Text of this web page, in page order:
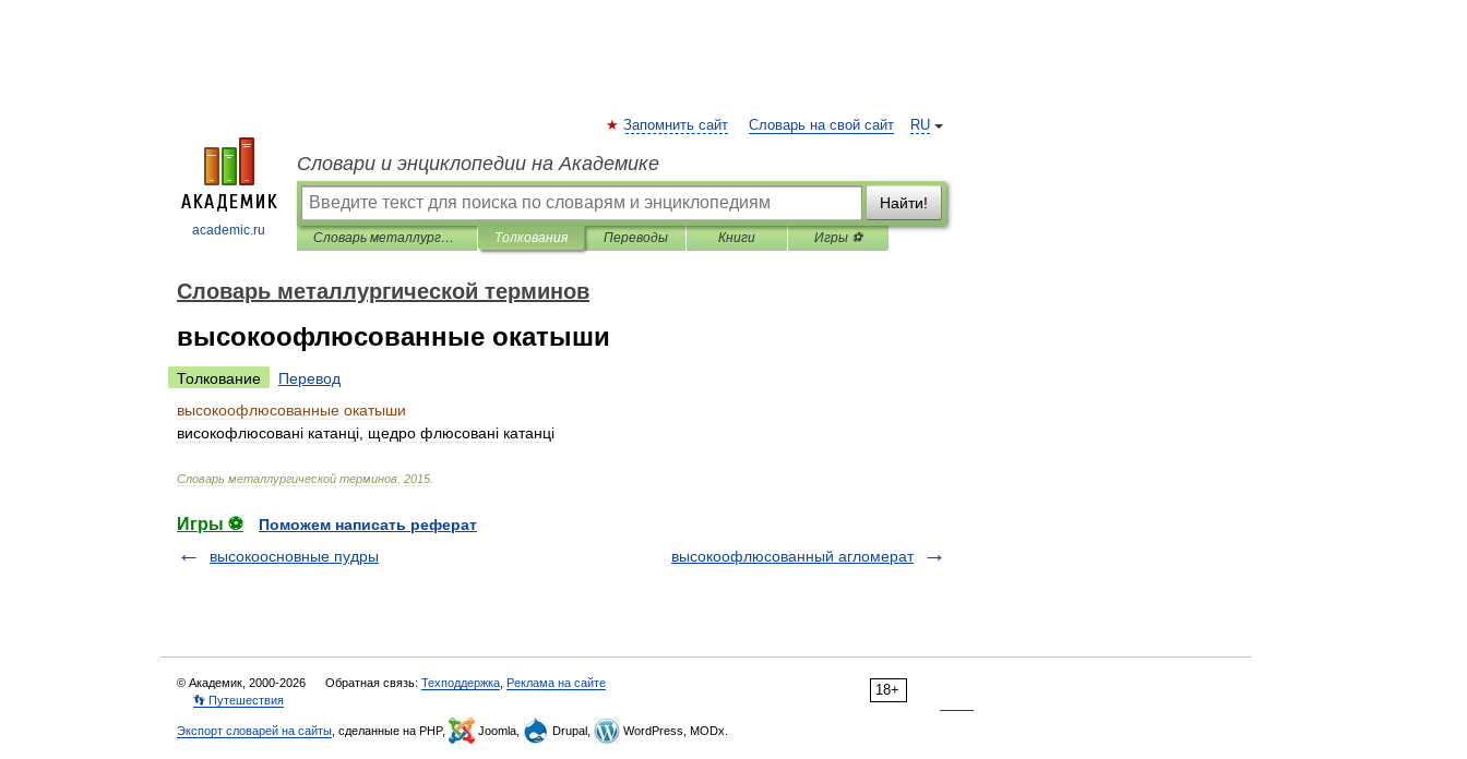
academic.ru
RU
Запомнить сайт Словарь на свой сайт
Словари и энциклопедии на Академике
Найти!
Словарь металлургической терминов Толкования Переводы Книги Игры ⚽
Словарь металлургической терминов
высокоофлюсованные окатыши
Толкование
Перевод
высокоофлюсованные окатыши
високофлюсовані катанці, щедро флюсовані катанці
Словарь металлургической терминов 2015
Игры ⚽
Поможем написать реферат
высокоосновные пудры
высокоофлюсованный агломерат
18+
© Академик, 2000-2026 Обратная связь: Техподдержка Реклама на сайте
👣 Путешествия
Экспорт словарей на сайты , сделанные на PHP, Joomla, Drupal, WordPress, MODx.